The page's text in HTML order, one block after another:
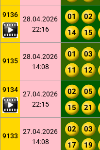
9136
28.04.2026
22:16
01 02
14
15
9135
28.04.2026
14:08
01 03
11
12
9134
27.04.2026
22:15
02 05
15
21
9133
27.04.2026
14:08
02 03
17
19